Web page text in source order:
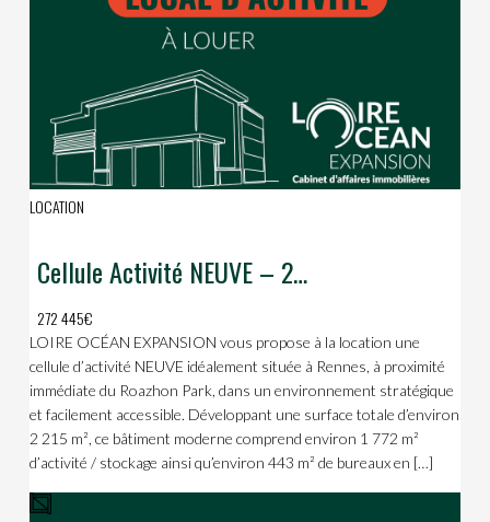
LOCATION
Cellule Activité NEUVE – 2 215 m² – proche Roazhon Park
272 445€
LOIRE OCÉAN EXPANSION vous propose à la location une
cellule d’activité NEUVE idéalement située à Rennes, à proximité
immédiate du Roazhon Park, dans un environnement stratégique
et facilement accessible. Développant une surface totale d’environ
2 215 m², ce bâtiment moderne comprend environ 1 772 m²
d’activité / stockage ainsi qu’environ 443 m² de bureaux en […]